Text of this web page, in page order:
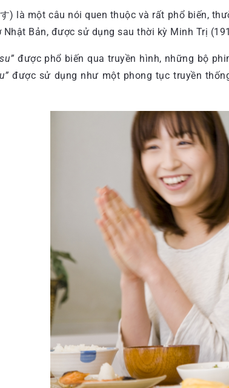
) là một câu nói quen thuộc và rất phổ biến,
Bản, được sử dụng sau thời kỳ Minh Trị
được phổ biến qua truyền hình, những bộ
được sử dụng như một phong tục truyền